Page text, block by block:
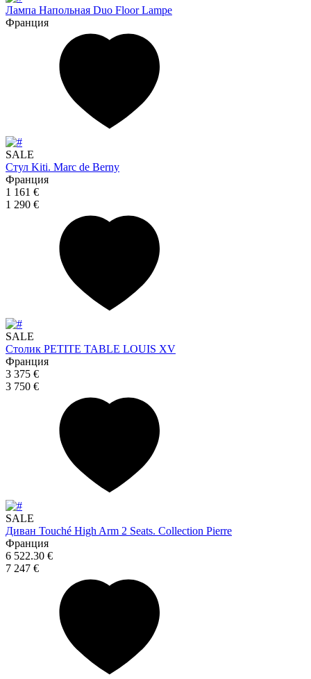
Лампа Напольная Duo Floor Lampe
Франция
SALE
Стул Kiti. Marc de Berny
Франция
1 161 €
1 290 €
SALE
Столик PETITE TABLE LOUIS XV
Франция
3 375 €
3 750 €
SALE
Диван Touché High Arm 2 Seats. Collection Pierre
Франция
6 522.30 €
7 247 €